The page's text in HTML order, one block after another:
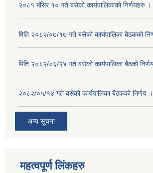
२०८१ मंसिर १० गते बसेको कार्यपालिकाको निर्णयहरु ।
मिति २०८२/०७/१७ गते बसेको कार्यपालिका बैठकको
मिति २०८२/०६/२४ गते बसेको कार्यपालिका बैठको
२०८२/०५/१४ गते बसेको कार्यपालिका बैठकको निर्णय ।
अन्य सूचना
महत्वपूर्ण लिंकहरु